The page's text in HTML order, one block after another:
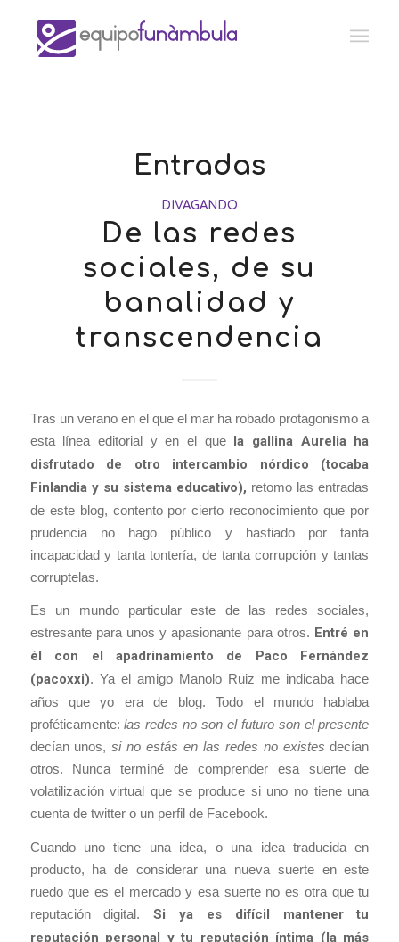
Entradas
DIVAGANDO
De las redes
sociales, de su
banalidad y
transcendencia
Tras un verano en el que el mar ha robado protagonismo a
esta línea editorial y en el que la gallina Aurelia ha
disfrutado de otro intercambio nórdico (tocaba
Finlandia y su sistema educativo), retomo las entradas
de este blog, contento por cierto reconocimiento que por
prudencia no hago público y hastiado por tanta
incapacidad y tanta tontería, de tanta corrupción y tantas
corruptelas.
Es un mundo particular este de las redes sociales,
estresante para unos y apasionante para otros. Entré en
él con el apadrinamiento de Paco Fernández
(pacoxxi). Ya el amigo Manolo Ruiz me indicaba hace
años que yo era de blog. Todo el mundo hablaba
proféticamente:las redes no son el futuro son el presente
decían unos,si no estás en las redes no existes decían
otros. Nunca terminé de comprender esa suerte de
volatilización virtual que se produce si uno no tiene una
cuenta de twitter o un perfil de Facebook.
Cuando uno tiene una idea, o una idea traducida en
producto, ha de considerar una nueva suerte en este
ruedo que es el mercado y esa suerte no es otra que tu
reputación digital.Si ya es difícil mantener tu
reputación personal y tu reputación íntima (la más